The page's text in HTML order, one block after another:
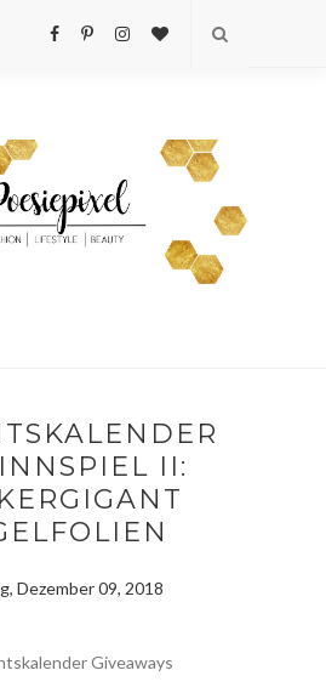
II:
Dezember 09, 2018